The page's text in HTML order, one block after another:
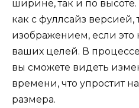
ширине, так и по
как с фуллсайз версией,
изображением, если
ваших целей. В
вы сможете видеть
времени, что упростит
размера.